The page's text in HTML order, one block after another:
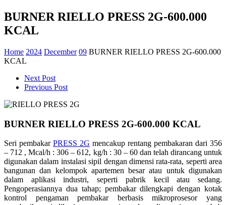
BURNER RIELLO PRESS 2G-600.000
KCAL
Home 2024 December 09 BURNER RIELLO PRESS 2G-600.000
KCAL
Next Post
Previous Post
BURNER RIELLO PRESS 2G-600.000 KCAL
Seri pembakar PRESS 2G mencakup rentang pembakaran dari 356
– 712 , Mcal/h : 306 – 612, kg/h : 30 – 60 dan telah dirancang untuk
digunakan dalam instalasi sipil dengan dimensi rata-rata, seperti area
bangunan dan kelompok apartemen besar atau untuk digunakan
dalam aplikasi industri, seperti pabrik kecil atau sedang.
Pengoperasiannya dua tahap; pembakar dilengkapi dengan kotak
kontrol pengaman pembakar berbasis mikroprosesor yang